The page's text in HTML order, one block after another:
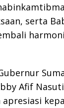
serta
Afif